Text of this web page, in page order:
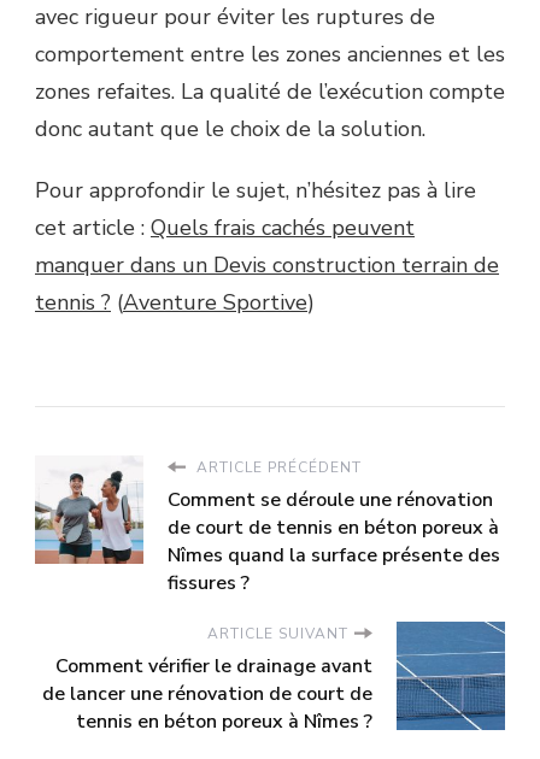
avec rigueur pour éviter les ruptures de
comportement entre les zones anciennes et les
zones refaites. La qualité de l’exécution compte
donc autant que le choix de la solution.
Pour approfondir le sujet, n’hésitez pas à lire
cet article : Quels frais cachés peuvent
manquer dans un Devis construction terrain de
tennis ? (Aventure Sportive)
ARTICLE PRÉCÉDENT
Comment se déroule une rénovation
de court de tennis en béton poreux à
Nîmes quand la surface présente des
fissures ?
ARTICLE SUIVANT
Comment vérifier le drainage avant
de lancer une rénovation de court de
tennis en béton poreux à Nîmes ?